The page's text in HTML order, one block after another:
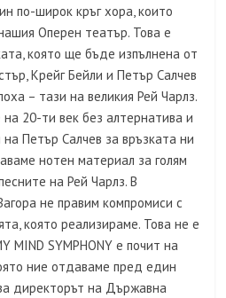
по-широк кръг хора, които
Оперен театър. Това е
която ще бъде изпълнена от
Крейг Бейли и Петър Салчев
– тази на великия Рей Чарлз.
20-ти век без алтернатива и
Петър Салчев за връзката ни
нотен материал за голям
на Рей Чарлз. В
не правим компромиси с
която реализираме. Това не е
MIND SYMPHONY е почит на
ние отдаваме пред един
директорът на Държавна